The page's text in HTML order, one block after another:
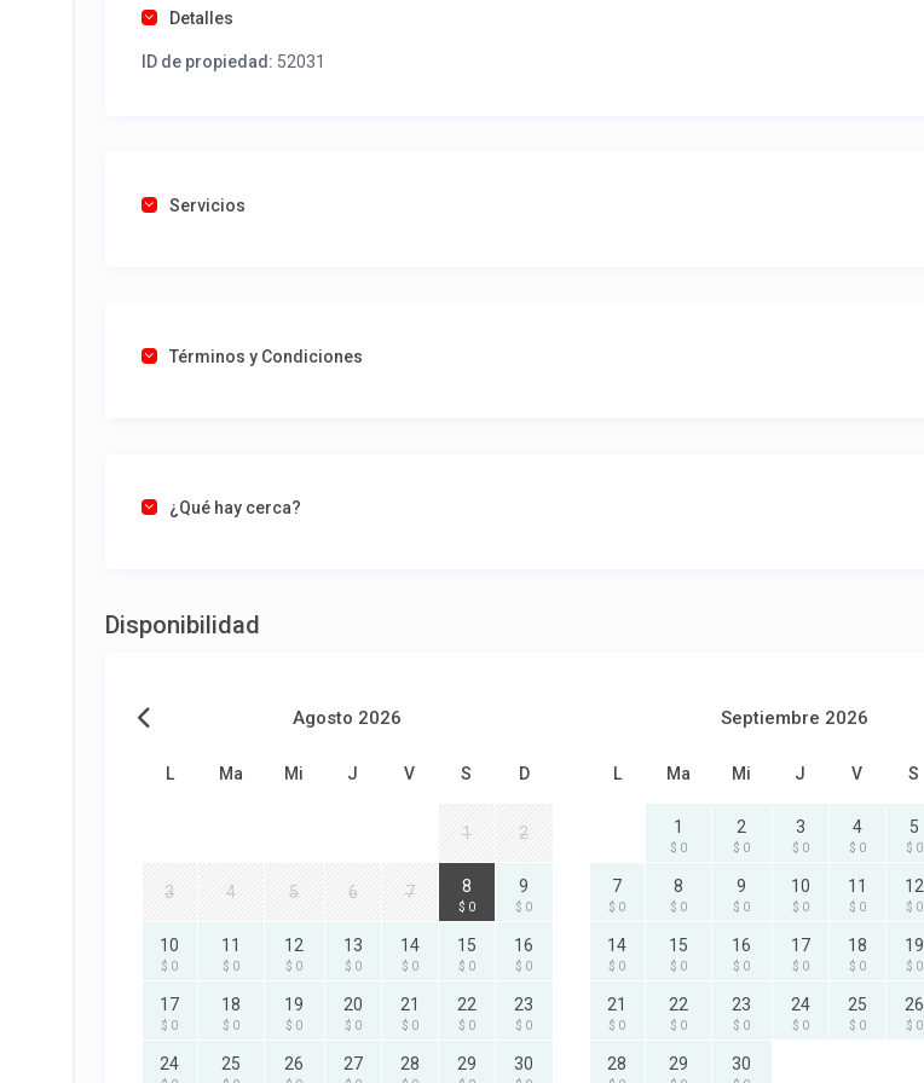
Detalles
ID de propiedad: 52031
Servicios
Términos y Condiciones
¿Qué hay cerca?
Disponibilidad
Agosto 2026
L Ma Mi J V S D
1 2
3 4 5 6 7 8
$ 0
9
$ 0
10
$ 0
11
$ 0
12
$ 0
13
$ 0
14
$ 0
15
$ 0
16
$ 0
17
$ 0
18
$ 0
19
$ 0
20
$ 0
21
$ 0
22
$ 0
23
$ 0
24 25 26 27 28 29 30
Septiembre 2026
L Ma Mi J V S
1
$ 0
2
$ 0
3
$ 0
4
$ 0
5
$ 0
7
$ 0
8
$ 0
9
$ 0
10
$ 0
11
$ 0
12
$ 0
14
$ 0
15
$ 0
16
$ 0
17
$ 0
18
$ 0
19
$ 0
21
$ 0
22
$ 0
23
$ 0
24
$ 0
25
$ 0
26
$ 0
28 29 30